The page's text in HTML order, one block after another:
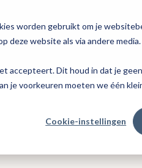
worden gebruikt om je
deze website als via andere
accepteert. Dit houd in dat je
je voorkeuren moeten we één
Cookie-instellingen